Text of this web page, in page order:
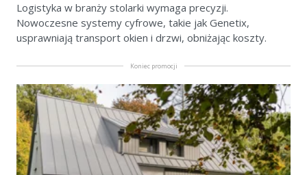
Logistyka w branży stolarki wymaga precyzji.
Nowoczesne systemy cyfrowe, takie jak Genetix,
usprawniają transport okien i drzwi, obniżając koszty.
Koniec promocji